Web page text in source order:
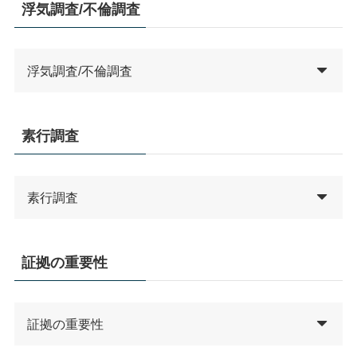
浮気調査/不倫調査
浮気調査/不倫調査
素行調査
素行調査
証拠の重要性
証拠の重要性